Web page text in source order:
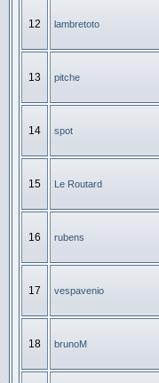
12 lambretoto
13 pitche
14 spot
15 Le Routard
16 rubens
17 vespavenio
18 brunoM